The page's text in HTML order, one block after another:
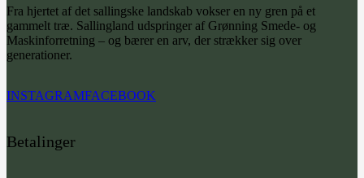
Fra hjertet af det sallingske landskab vokser en ny gren på et
gammelt træ. Sallingland udspringer af Grønning Smede- og
Maskinforretning – og bærer en arv, der strækker sig over
generationer.
INSTAGRAMFACEBOOK
Betalinger